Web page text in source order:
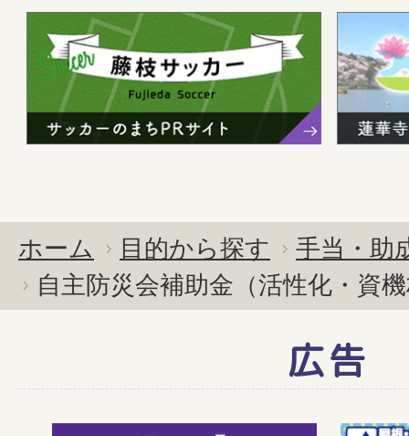
ホーム 目的から探す
手当・助
自主防災会補助金（活性化・資
広告